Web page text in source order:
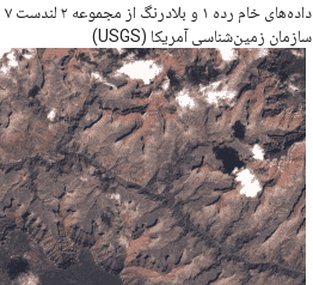
داده‌های خام رده ۱ و بلادرنگ از مجموعه ۲ لندست ۷
سازمان زمین‌شناسی آمریکا (USGS)